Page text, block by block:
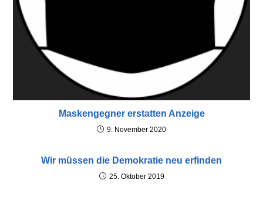
Maskengegner erstatten Anzeige
9. November 2020
Wir müssen die Demokratie neu erfinden
25. Oktober 2019